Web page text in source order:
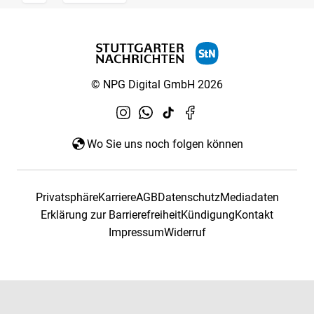
© NPG Digital GmbH 2026
Wo Sie uns noch folgen können
PrivatsphäreKarriereAGBDatenschutzMediadaten
Erklärung zur BarrierefreiheitKündigungKontakt
ImpressumWiderruf